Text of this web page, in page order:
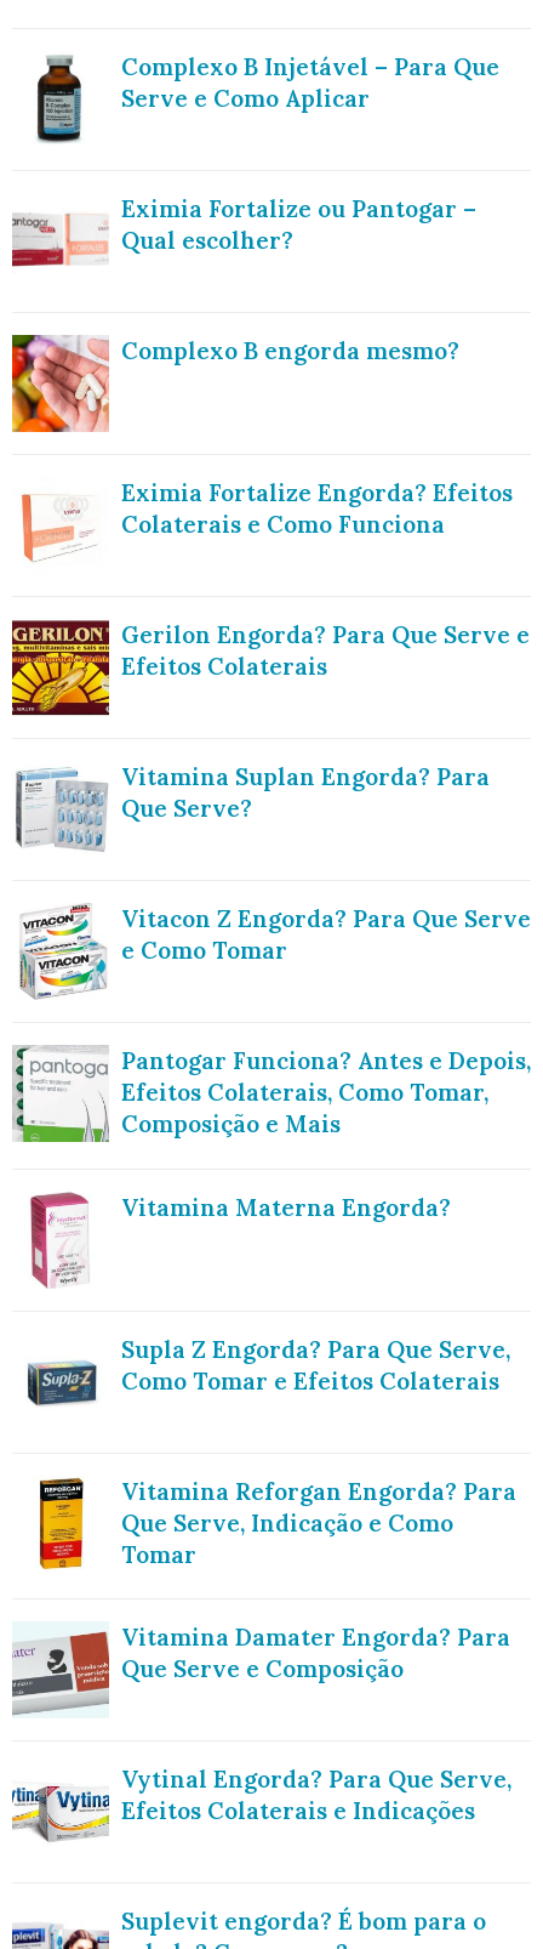
Complexo B Injetável – Para Que
Serve e Como Aplicar
Eximia Fortalize ou Pantogar –
Qual escolher?
Complexo B engorda mesmo?
Eximia Fortalize Engorda? Efeitos
Colaterais e Como Funciona
Gerilon Engorda? Para Que Serve e
Efeitos Colaterais
Vitamina Suplan Engorda? Para
Que Serve?
Vitacon Z Engorda? Para Que Serve
e Como Tomar
Pantogar Funciona? Antes e Depois,
Efeitos Colaterais, Como Tomar,
Composição e Mais
Vitamina Materna Engorda?
Supla Z Engorda? Para Que Serve,
Como Tomar e Efeitos Colaterais
Vitamina Reforgan Engorda? Para
Que Serve, Indicação e Como
Tomar
Vitamina Damater Engorda? Para
Que Serve e Composição
Vytinal Engorda? Para Que Serve,
Efeitos Colaterais e Indicações
Suplevit engorda? É bom para o